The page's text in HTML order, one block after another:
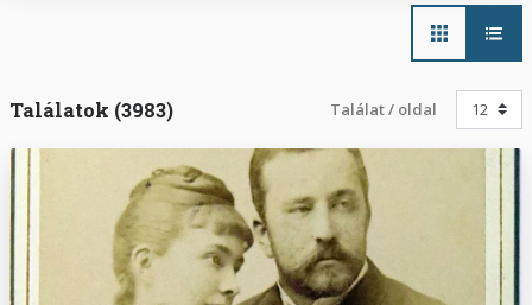
Main
navigation
Találatok (3983) Találat / oldal